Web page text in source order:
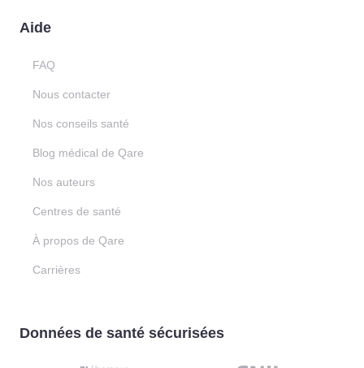
Aide
FAQ
Nous contacter
Nos conseils santé
Blog médical de Qare
Nos auteurs
Centres de santé
À propos de Qare
Carrières
Données de santé sécurisées